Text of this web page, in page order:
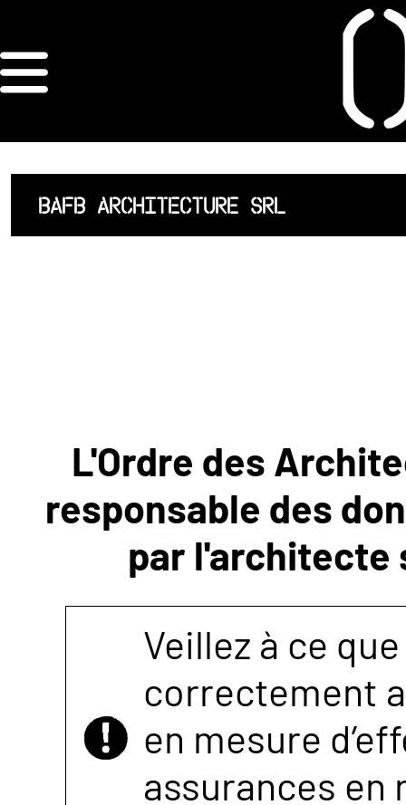
ORDRE DES
ARCHITECTES
ACCUEIL
LISTE DES
NOUS
CONTACTER
BAFB ARCHITECTURE SRL
L'Ordre des
responsable des
par l'architecte
Veillez à ce
correctement
en mesure
assurances